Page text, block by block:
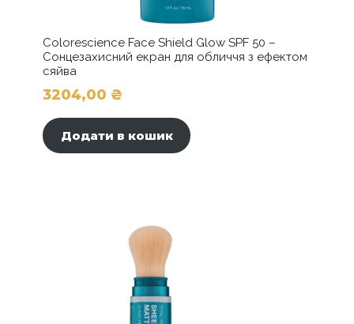
Colorescience Face Shield Glow SPF 50 –
Сонцезахисний екран для обличчя з ефектом
сяйва
3204,00 ₴
Додати в кошик